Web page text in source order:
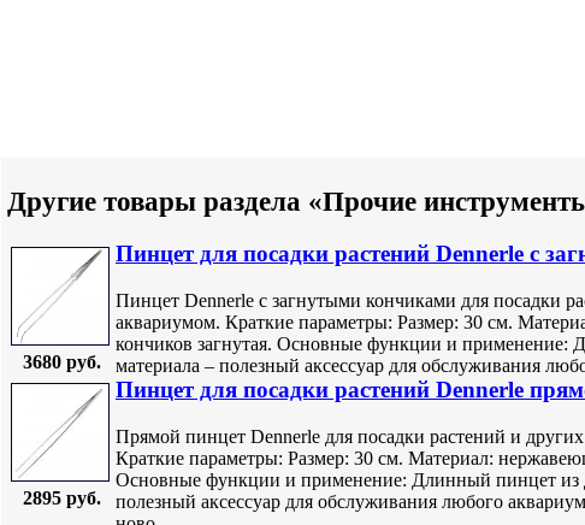
Другие товары раздела «Прочие
3680 руб.
Пинцет для посадки растений Dennerle с
Пинцет Dennerle с загнутыми кончиками для посадки
аквариумом. Краткие параметры: Размер: 30 см.
кончиков загнутая. Основные функции и применение:
материала – полезный аксессуар для обслуживания
2895 руб.
Пинцет для посадки растений Dennerle
Прямой пинцет Dennerle для посадки растений и
Краткие параметры: Размер: 30 см. Материал:
Основные функции и применение: Длинный пинцет из
полезный аксессуар для обслуживания любого